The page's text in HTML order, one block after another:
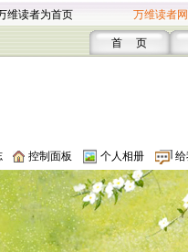
维读者为首页 万维读者
首 页
控制面板 个人相册 给